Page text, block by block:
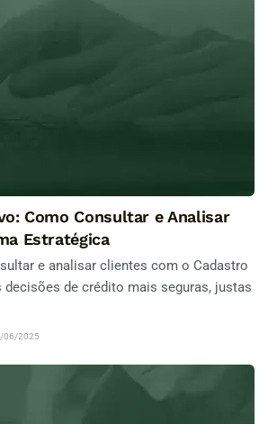
Como Consultar e Analisar
Estratégica
e analisar clientes com o Cadastro
decisões de crédito mais seguras, justas
06/2025